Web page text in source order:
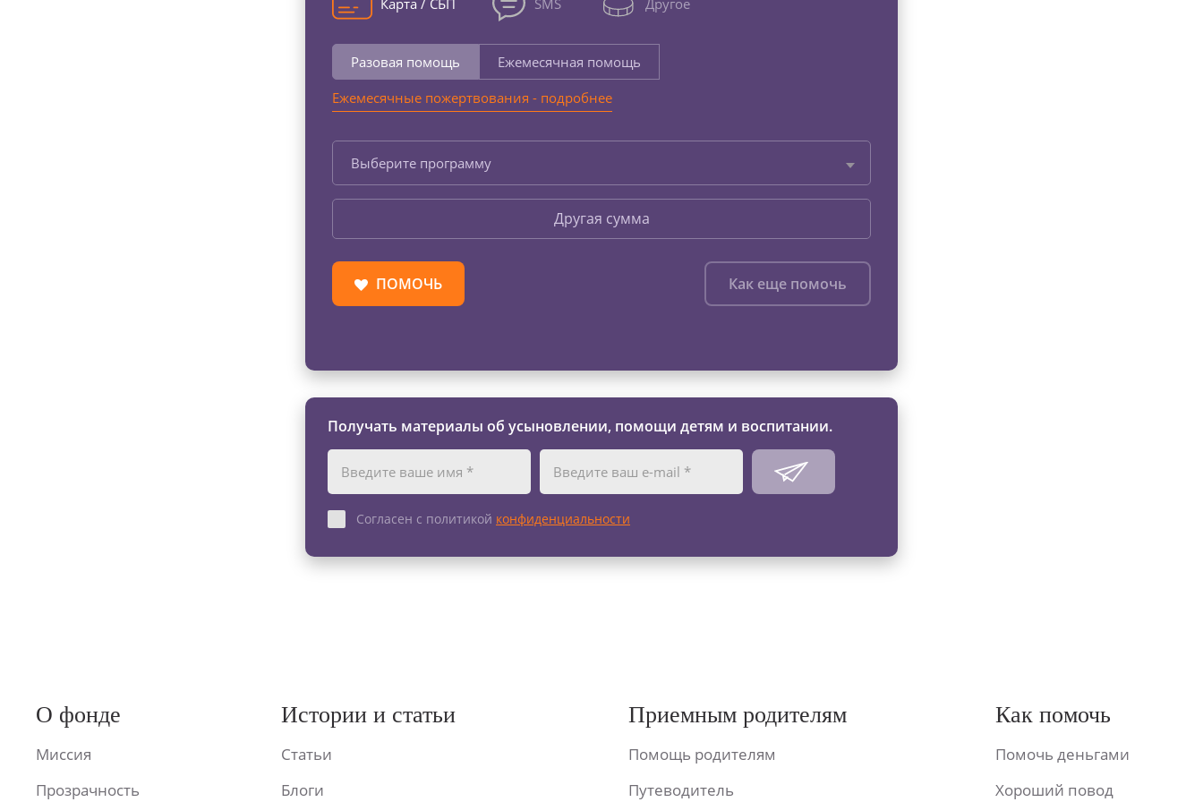
Разовая помощь
Ежемесячная помощь
Ежемесячные пожертвования - подробнее
Выберите программу
Другая сумма
ПОМОЧЬ Как еще помочь
Получать материалы об усыновлении, помощи детям и воспитании.
Согласен с политикой конфиденциальности
О фонде
Миссия
Прозрачность
Истории и статьи
Статьи
Блоги
Приемным родителям
Помощь родителям
Путеводитель
Как помочь
Помочь деньгами
Хороший повод